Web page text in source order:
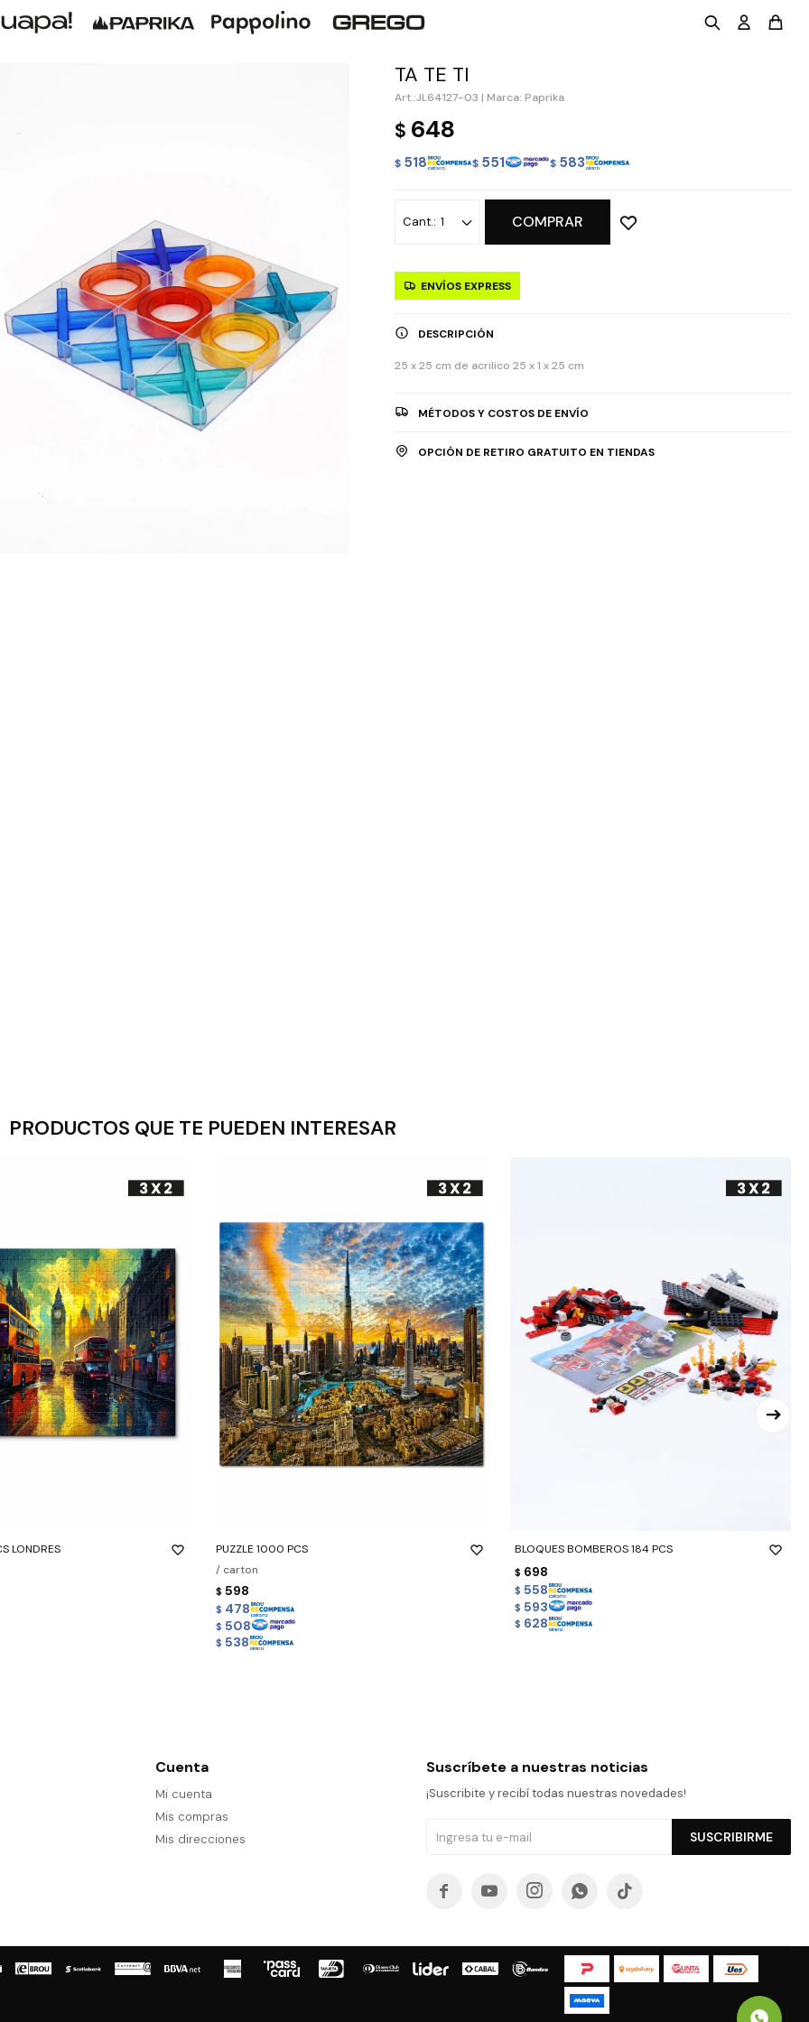
TA TE TI
JL64127-03 | Marca: Paprika
$ 648
$ 518 $ 551 $ 583
1 COMPRAR
ENVÍOS EXPRESS
DESCRIPCIÓN
25 x 25 cm de acrilico 25 x 1 x 25 cm
MÉTODOS Y COSTOS DE ENVÍO
OPCIÓN DE RETIRO GRATUITO EN TIENDAS
PRODUCTOS QUE TE PUEDEN INTERESAR
LONDRES
PUZZLE 1000 PCS
/ carton
$ 598
$ 478
$ 508
$ 538
BLOQUES BOMBEROS 184 PCS
$ 698
$ 558
$ 593
$ 628
Cuenta
Mi cuenta
Mis compras
Mis direcciones
Suscríbete a nuestras noticias
¡Suscribite y recibí todas nuestras novedades!
SUSCRIBIRME
    